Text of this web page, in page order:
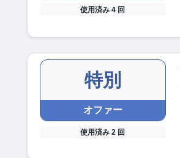
使用済み 4 回
特別
オファー
使用済み 2 回